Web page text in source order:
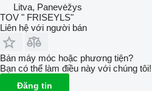
Litva, Panevėžys
TOV " FRISEYLS"
Liên hệ với người bán
Bán máy móc hoặc phương tiện?
Bạn có thể làm điều này với chúng tôi!
Đăng tin